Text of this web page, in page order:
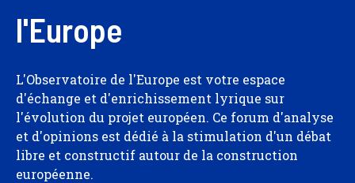
l'Europe
L'Observatoire de l'Europe est votre espace
d'échange et d'enrichissement lyrique sur
l'évolution du projet européen. Ce forum d'analyse
et d'opinions est dédié à la stimulation d'un débat
libre et constructif autour de la construction
européenne.